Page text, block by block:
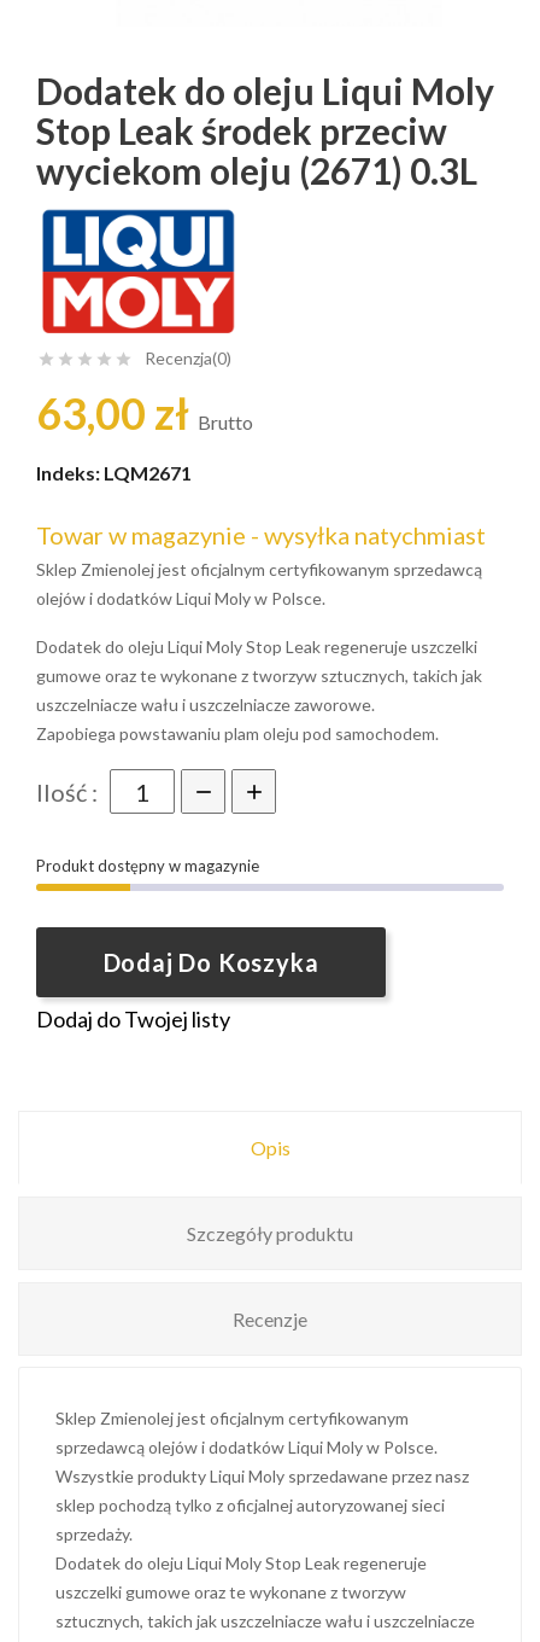
Dodatek do oleju Liqui Moly
Stop Leak środek przeciw
wyciekom oleju (2671) 0.3L
     Recenzja(0)
63,00 zł Brutto
Indeks: LQM2671
Towar w magazynie - wysyłka natychmiast
Sklep Zmienolej jest oficjalnym certyfikowanym sprzedawcą
olejów i dodatków Liqui Moly w Polsce.
Dodatek do oleju Liqui Moly Stop Leak regeneruje uszczelki
gumowe oraz te wykonane z tworzyw sztucznych, takich jak
uszczelniacze wału i uszczelniacze zaworowe.
Zapobiega powstawaniu plam oleju pod samochodem.
Ilość :
Produkt dostępny w magazynie
Dodaj Do Koszyka
Dodaj do Twojej listy
Opis
Szczegóły produktu
Recenzje
Sklep Zmienolej jest oficjalnym certyfikowanym
sprzedawcą olejów i dodatków Liqui Moly w Polsce.
Wszystkie produkty Liqui Moly sprzedawane przez nasz
sklep pochodzą tylko z oficjalnej autoryzowanej sieci
sprzedaży.
Dodatek do oleju Liqui Moly Stop Leak regeneruje
uszczelki gumowe oraz te wykonane z tworzyw
sztucznych, takich jak uszczelniacze wału i uszczelniacze